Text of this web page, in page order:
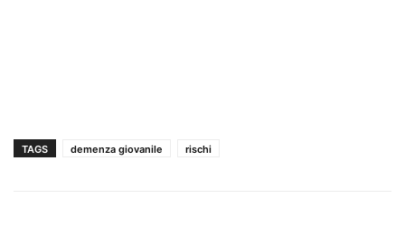
TAGS demenza giovanile rischi